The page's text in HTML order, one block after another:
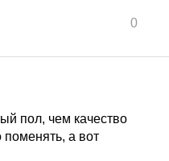
0
пол, чем качество
поменять, а вот